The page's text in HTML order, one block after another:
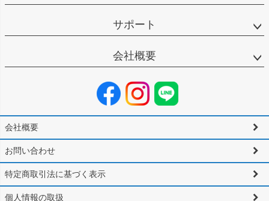
サポート
会社概要
会社概要
お問い合わせ
特定商取引法に基づく表示
個人情報の取扱